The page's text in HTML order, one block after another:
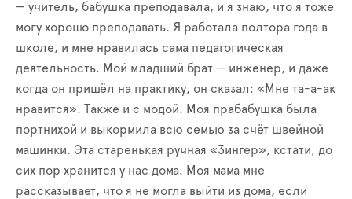
— учитель, бабушка преподавала, и я знаю, что я тоже
могу хорошо преподавать. Я работала полтора года в
школе, и мне нравилась сама педагогическая
деятельность. Мой младший брат — инженер, и даже
когда он пришёл на практику, он сказал: «Мне та-а-ак
нравится». Также и с модой. Моя прабабушка была
портнихой и выкормила всю семью за счёт швейной
машинки. Эта старенькая ручная «Зингер», кстати, до
сих пор хранится у нас дома. Моя мама мне
рассказывает, что я не могла выйти из дома, если